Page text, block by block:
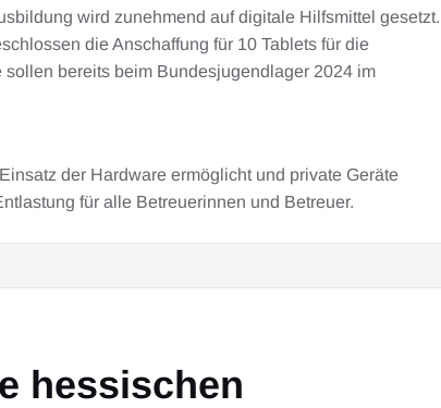
wird zunehmend auf digitale Hilfsmittel gesetzt.
die Anschaffung für 10 Tablets für die
bereits beim Bundesjugendlager 2024 im
der Hardware ermöglicht und private Geräte
für alle Betreuerinnen und Betreuer.
hessischen